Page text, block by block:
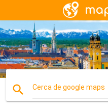
search Cerca de google maps